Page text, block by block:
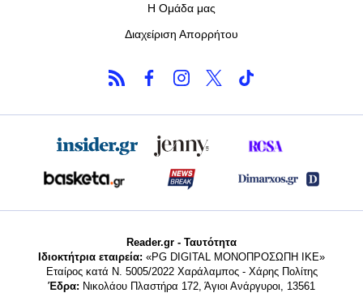
Η Ομάδα μας
Διαχείριση Απορρήτου
Reader.gr - Ταυτότητα
Ιδιοκτήτρια εταιρεία: «PG DIGITAL MONΟΠΡΟΣΩΠΗ ΙΚΕ»
Εταίρος κατά Ν. 5005/2022 Χαράλαμπος - Χάρης Πολίτης
Έδρα: Νικολάου Πλαστήρα 172, Άγιοι Ανάργυροι, 13561